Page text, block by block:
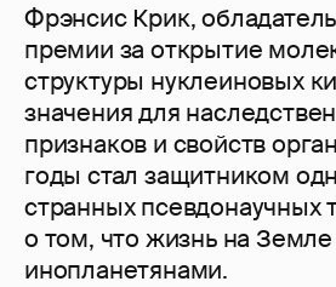
Фрэнсис Крик,
премии за открытие
структуры нуклеиновых
значения для
признаков и свойств
годы стал защитником
странных псевдонаучных
о том, что жизнь на
инопланетянами.